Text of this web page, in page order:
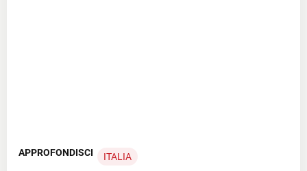
APPROFONDISCI ITALIA